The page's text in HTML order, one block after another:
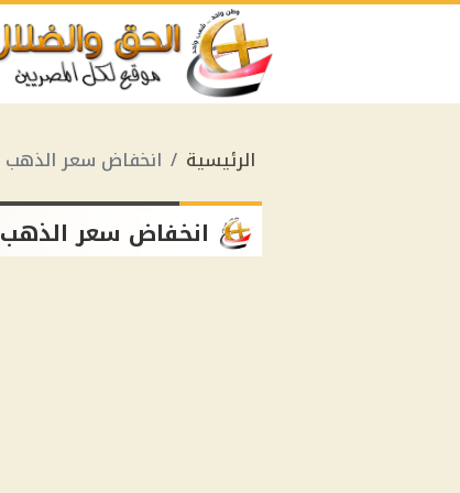
الرئيسية انخفاض سعر الذهب
انخفاض سعر الذهب